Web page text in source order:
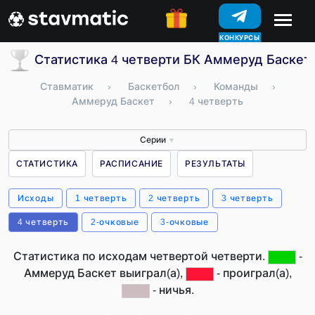
КОНКУРСЫ
Статистика 4 четверти БК Аммеруд Баскет
Ставматик › Баскетбол › Команды
›
Аммеруд Баскет
› 4 четверть
Серии ▼
СТАТИСТИКА РАСПИСАНИЕ РЕЗУЛЬТАТЫ
Исходы 1 четверть 2 четверть 3 четверть
4 четверть 2-очковые 3-очковые
Статистика по исходам четвертой четверти.
-
Аммеруд Баскет выиграл(а),
- проиграл(а),
- ничья.